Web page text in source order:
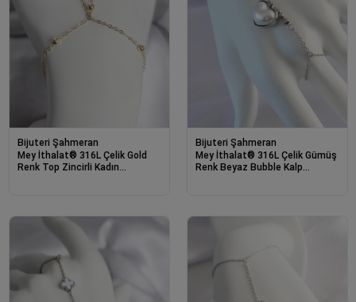
Bijuteri Şahmeran
Mey İthalat® 316L Çelik Gold
Renk Top Zincirli Kadın
Bijuteri Şahmeran
Mey İthalat® 316L Çelik Gümüş
Renk Beyaz Bubble Kalp